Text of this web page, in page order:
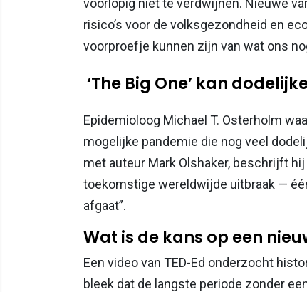
voorlopig niet te verdwijnen. Nieuwe
risico’s voor de volksgezondheid en
voorproefje kunnen zijn van wat ons
‘The Big One’ kan
Epidemioloog Michael T. Osterholm
mogelijke pandemie die nog veel
met auteur Mark Olshaker, beschrijft
toekomstige wereldwijde uitbraak —
afgaat”.
Wat is de kans op een
Een video van TED-Ed onderzocht
bleek dat de langste periode zonder